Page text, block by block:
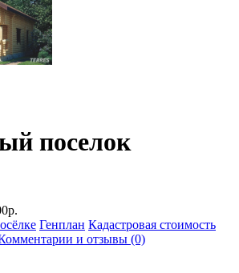
поселок
Генплан Кадастровая стоимость
и отзывы (0)